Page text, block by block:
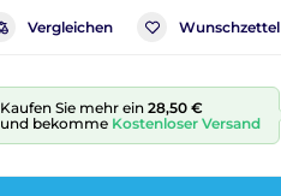
Vergleichen Wunschzettel
Kaufen Sie mehr ein 28,50 €
und bekomme Kostenloser Versand